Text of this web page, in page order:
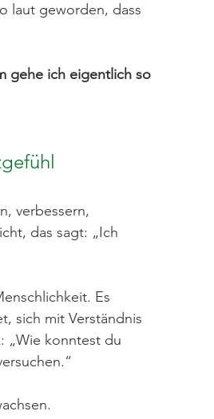
laut geworden, dass
gehe ich eigentlich so
verbessern,
das sagt: „Ich
Es
sich mit Verständnis
„Wie konntest du